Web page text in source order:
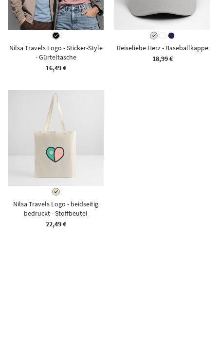
Nilsa Travels Logo - Sticker-Style
- Gürteltasche
16,49 €
Reiseliebe Herz - Baseballkappe
18,99 €
Nilsa Travels Logo - beidseitig
bedruckt - Stoffbeutel
22,49 €